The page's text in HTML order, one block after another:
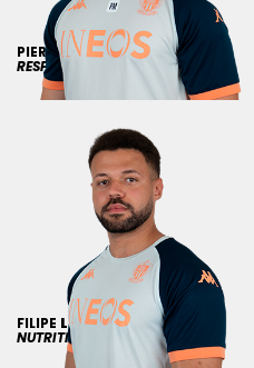
PIERREMASTAIN
RESPONSABLE NUTRITION
FILIPE LEAL
NUTRITIONNISTE